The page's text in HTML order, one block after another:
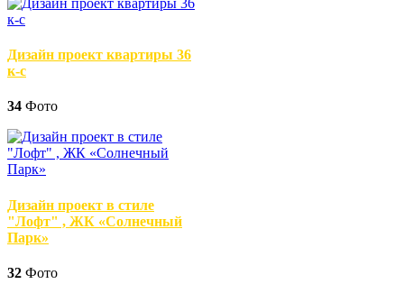
Дизайн проект квартиры 36
к-с
34 Фото
Дизайн проект в стиле
"Лофт" , ЖК «Солнечный
Парк»
32 Фото